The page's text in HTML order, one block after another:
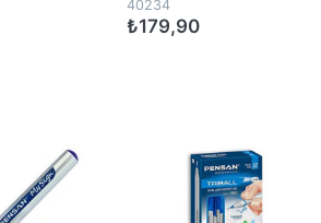
40234
₺179,90